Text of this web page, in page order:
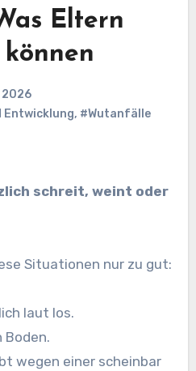
Eltern
2026
Entwicklung, #Wutanfälle
Situationen nur zu gut:
laut los.
Boden.
wegen einer scheinbar